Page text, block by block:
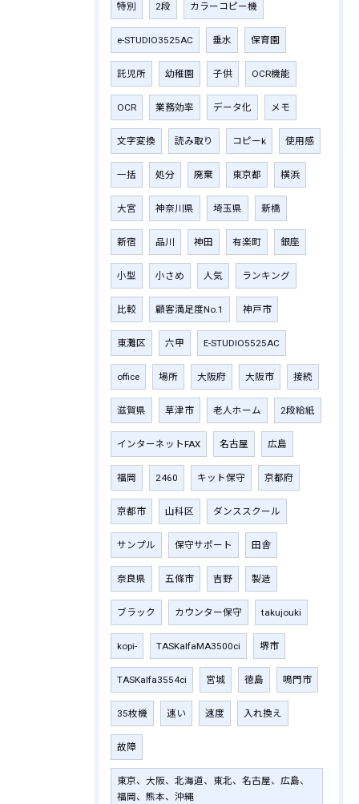
特別 2段 カラーコピー機
e-STUDIO3525AC 垂水 保育園
託児所 幼稚園 子供 OCR機能
OCR 業務効率 データ化 メモ
文字変換 読み取り コピーk 使用感
一括 処分 廃棄 東京都 横浜
大宮 神奈川県 埼玉県 新橋
新宿 品川 神田 有楽町 銀座
小型 小さめ 人気 ランキング
比較 顧客満足度No.1 神戸市
東灘区 六甲 E-STUDIO5525AC
office 場所 大阪府 大阪市 接続
滋賀県 草津市 老人ホーム 2段給紙
インターネットFAX 名古屋 広島
福岡 2460 キット保守 京都府
京都市 山科区 ダンススクール
サンプル 保守サポート 田舎
奈良県 五條市 吉野 製造
ブラック カウンター保守 takujouki
kopi- TASKalfaMA3500ci 堺市
TASKalfa3554ci 宮城 徳島 鳴門市
35枚機 速い 速度 入れ換え
故障
東京、大阪、北海道、東北、名古屋、広島、
福岡、熊本、沖縄